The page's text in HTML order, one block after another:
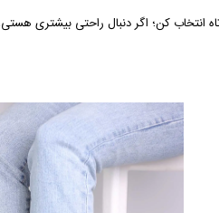
انتخاب کن؛ اگر دنبال راحتی بیشتری